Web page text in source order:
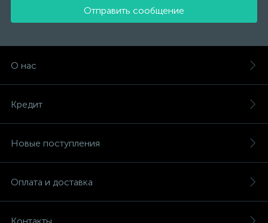
Отправить сообщение
О нас
Кредит
Новые поступления
Оплата и доставка